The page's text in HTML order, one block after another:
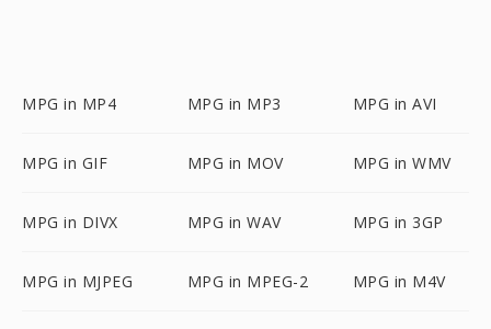
MPG in MP4 MPG in MP3 MPG in AVI
MPG in GIF MPG in MOV MPG in WMV
MPG in DIVX MPG in WAV MPG in 3GP
MPG in MJPEG MPG in MPEG-2 MPG in M4V